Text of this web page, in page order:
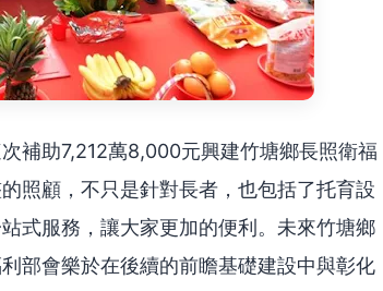
補助7,212萬8,000元興建竹塘鄉長照衛福
照顧，不只是針對長者，也包括了托育設
式服務，讓大家更加的便利。未來竹塘鄉
部會樂於在後續的前瞻基礎建設中與彰化